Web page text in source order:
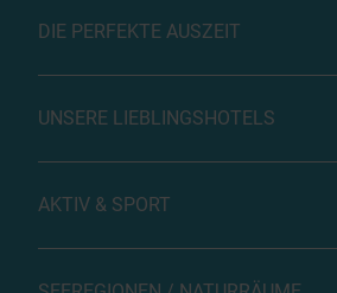
DIE PERFEKTE AUSZEIT
UNSERE LIEBLINGSHOTELS
AKTIV & SPORT